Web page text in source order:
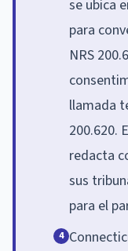
se ubica
para
NRS
llamada
200.620.
redacta
sus
para el
4